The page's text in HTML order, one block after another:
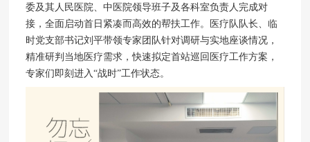
委及其人民医院、中医院领导班子及各科室负责人完成对
接，全面启动首日紧凑而高效的帮扶工作。医疗队队长、临
时党支部书记刘平带领专家团队针对调研与实地座谈情况，
精准研判当地医疗需求，快速拟定首站巡回医疗工作方案，
专家们即刻进入“战时”工作状态。